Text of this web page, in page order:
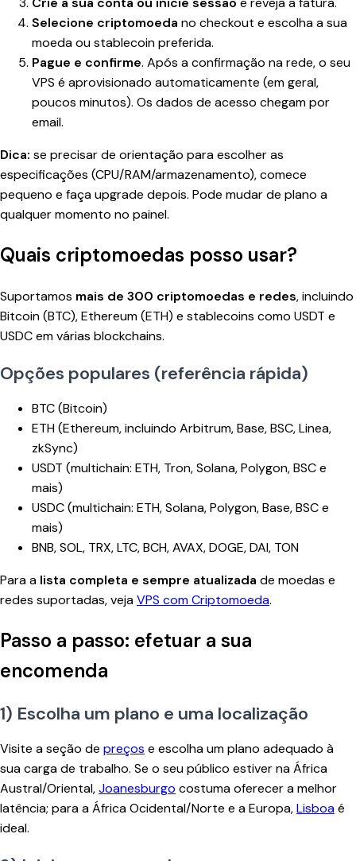
Selecione criptomoeda no checkout e escolha a sua
moeda ou stablecoin preferida.
Pague e confirme. Após a confirmação na rede, o seu
VPS é aprovisionado automaticamente (em geral,
poucos minutos). Os dados de acesso chegam por
email.
Dica: se precisar de orientação para escolher as
especificações (CPU/RAM/armazenamento), comece
pequeno e faça upgrade depois. Pode mudar de plano a
qualquer momento no painel.
Quais criptomoedas posso usar?
Suportamos mais de 300 criptomoedas e redes, incluindo
Bitcoin (BTC), Ethereum (ETH) e stablecoins como USDT e
USDC em várias blockchains.
Opções populares (referência rápida)
BTC (Bitcoin)
ETH (Ethereum, incluindo Arbitrum, Base, BSC, Linea,
zkSync)
USDT (multichain: ETH, Tron, Solana, Polygon, BSC e
mais)
USDC (multichain: ETH, Solana, Polygon, Base, BSC e
mais)
BNB, SOL, TRX, LTC, BCH, AVAX, DOGE, DAI, TON
Para a lista completa e sempre atualizada de moedas e
redes suportadas, vejaVPS com Criptomoeda.
Passo a passo: efetuar a sua
encomenda
1) Escolha um plano e uma localização
Visite a seção de preços e escolha um plano adequado à
sua carga de trabalho. Se o seu público estiver na África
Austral/Oriental,Joanesburgo costuma oferecer a melhor
latência; para a África Ocidental/Norte e a Europa,Lisboaé
ideal.